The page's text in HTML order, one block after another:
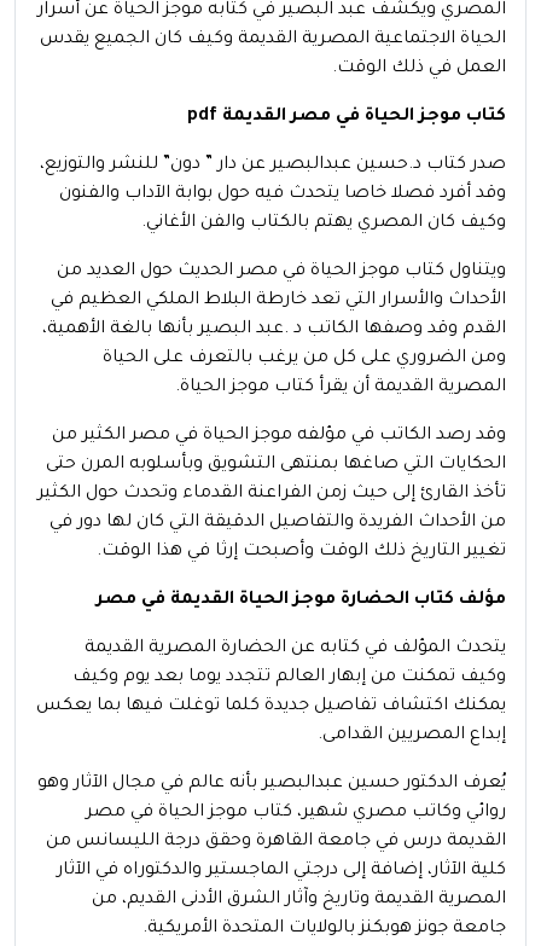
المصري ويكشف عبد البصير في كتابه موجز الحياة عن أسرار
الحياة الاجتماعية المصرية القديمة وكيف كان الجميع يقدس
العمل في ذلك الوقت.
كتاب موجز الحياة في مصر القديمة pdf
صدر كتاب د.حسين عبدالبصير عن دار ” دون” للنشر والتوزيع،
وقد أفرد فصلا خاصا يتحدث فيه حول بوابة الآداب والفنون
وكيف كان المصري يهتم بالكتاب والفن الأغاني.
ويتناول كتاب موجز الحياة في مصر الحديث حول العديد من
الأحداث والأسرار التي تعد خارطة البلاط الملكي العظيم في
القدم وقد وصفها الكاتب د .عبد البصير بأنها بالغة الأهمية،
ومن الضروري على كل من يرغب بالتعرف على الحياة
المصرية القديمة أن يقرأ كتاب موجز الحياة.
وقد رصد الكاتب في مؤلفه موجز الحياة في مصر الكثير من
الحكايات التي صاغها بمنتهى التشويق وبأسلوبه المرن حتى
تأخذ القارئ إلى حيث زمن الفراعنة القدماء وتحدث حول الكثير
من الأحداث الفريدة والتفاصيل الدقيقة التي كان لها دور في
تغيير التاريخ ذلك الوقت وأصبحت إرثا في هذا الوقت.
مؤلف كتاب الحضارة موجز الحياة القديمة في مصر
يتحدث المؤلف في كتابه عن الحضارة المصرية القديمة
وكيف تمكنت من إبهار العالم تتجدد يوما بعد يوم وكيف
يمكنك اكتشاف تفاصيل جديدة كلما توغلت فيها بما يعكس
إبداع المصريين القدامى.
يُعرف الدكتور حسين عبدالبصير بأنه عالم في مجال الآثار وهو
روائي وكاتب مصري شهير، كتاب موجز الحياة في مصر
القديمة درس في جامعة القاهرة وحقق درجة الليسانس من
كلية الآثار، إضافة إلى درجتي الماجستير والدكتوراه في الآثار
المصرية القديمة وتاريخ وآثار الشرق الأدنى القديم، من
جامعة جونز هوبكنز بالولايات المتحدة الأمريكية.